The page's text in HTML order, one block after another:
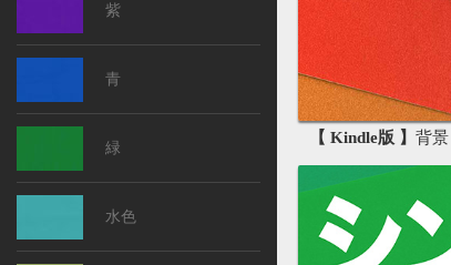
【 Kindle版 】背景
紫
青
緑
水色